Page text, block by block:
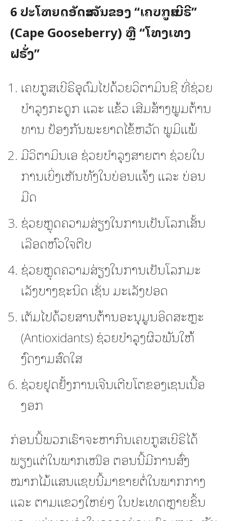
6 ປະໂຫຍດອັດສະຈັນຂອງ “ເຄບກູສເບີຣີ”
(Cape Gooseberry) ຫຼື “ໂທງເທງ
ຝຣັ່ງ”
ເຄບກູສເບີຣີອຸດົມໄປດ້ວຍວິຕາມິນຊີ ທີ່ຊ່ວຍ
ບຳລຸງກະດູກ ແລະ ແຂ້ວ ເສີມສ້າງພູມຕ້ານ
ທານ ປ້ອງກັນພະຍາດໄຂ້ຫວັດ ພູມິແພ້
ມີວິຕາມິນເອ ຊ່ວຍບຳລຸງສາຍຕາ ຊ່ວຍໃນ
ການເບິ່ງເຫັນທັງໃນບ່ອນແຈ້ງ ແລະ ບ່ອນ
ມືດ
ຊ່ວຍຫຼຸດຄວາມສ່ຽງໃນການເປັນໂລກເສັ້ນ
ເລືອດຫົວໃຈຕີບ
ຊ່ວຍຫຼຸດຄວາມສ່ຽງໃນການເປັນໂລກມະ
ເລັງບາງຊະນິດ ເຊັ່ນ ມະເລັງປອດ
ເຕັມໄປດ້ວຍສານຕ້ານອະນຸມູນອິດສະຫຼະ
(Antioxidants) ຊ່ວຍບຳລຸງຜິວພັນໃຫ້
ງົດງາມສົດໃສ
ຊ່ວຍຢຸດຢັ້ງການເຈີນເຕີບໂຕຂອງເຊນເນື້ອ
ງອກ
ກ່ອນນີ້ພວກເຮົາຈະຫາກິນເຄບກູສເບີຣີໄດ້
ພຽງແຕ່ໃນພາກເໜືອ ຕອນນີ້ມີການສົ່ງ
ໝາກໄມ້ແສນແຊບນີ້ມາຂາຍຕໍ່ໃນພາກກາງ
ແລະ ຕາມແຂວງໃຫຍ່ໆ ໃນປະເທດຫຼາຍຂຶ້ນ